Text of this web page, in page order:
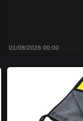
01/08/2026 00:00